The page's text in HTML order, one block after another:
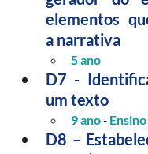
elementos
a narrativa
5 ano
D7 -
um texto
9 ano -
D8 –